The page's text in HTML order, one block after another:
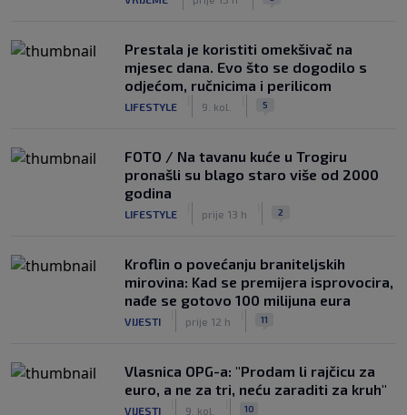
Prestala je koristiti omekšivač na
mjesec dana. Evo što se dogodilo s
odjećom, ručnicima i perilicom
LIFESTYLE 9. kol. 5
FOTO / Na tavanu kuće u Trogiru
pronašli su blago staro više od 2000
godina
LIFESTYLE prije 13 h 2
Kroflin o povećanju braniteljskih
mirovina: Kad se premijera isprovocira,
nađe se gotovo 100 milijuna eura
VIJESTI prije 12 h 11
Vlasnica OPG-a: "Prodam li rajčicu za
euro, a ne za tri, neću zaraditi za kruh"
VIJESTI 9. kol. 10